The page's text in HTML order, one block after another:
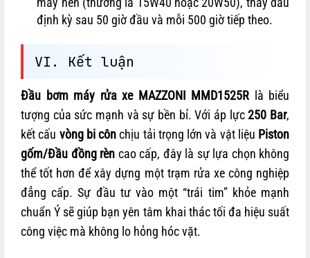
định kỳ sau 50 giờ đầu và mỗi 500 giờ tiếp theo.
VI. Kết luận
Đầu bơm máy rửa xe MAZZONI MMD1525R là biểu
tượng của sức mạnh và sự bền bỉ. Với áp lực250 Bar,
kết cấu vòng bi cônchịu tải trọng lớn và vật liệu Piston
gốm/Đầu đồng rèn cao cấp, đây là sự lựa chọn không
thể tốt hơn để xây dựng một trạm rửa xe công nghiệp
đẳng cấp. Sự đầu tư vào một “trái tim” khỏe mạnh
chuẩn Ý sẽ giúp bạn yên tâm khai thác tối đa hiệu suất
công việc mà không lo hỏng hóc vặt.